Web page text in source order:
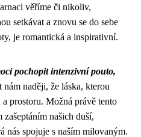
věříme či nikoliv,
setkávat a znovu se do sebe
je romantická a inspirativní.
pochopit intenzivní pouto,
nám naději, že láska, kterou
prostoru. Možná právě tento
našich duší,
nás spojuje s naším milovaným.